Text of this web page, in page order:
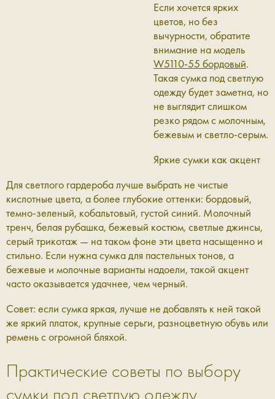
Если хочется ярких
цветов, но без
вычурности, обратите
внимание на модель
W5110-55 бордовый.
Такая сумка под светлую
одежду будет заметна, но
не выглядит слишком
резко рядом с молочным,
бежевым и светло-серым.
Яркие сумки как акцент
Для светлого гардероба лучше выбрать не чистые
кислотные цвета, а более глубокие оттенки: бордовый,
темно-зеленый, кобальтовый, густой синий. Молочный
тренч, белая рубашка, бежевый костюм, светлые джинсы,
серый трикотаж — на таком фоне эти цвета насыщенно и
стильно. Если нужна сумка для пастельных тонов, а
бежевые и молочные варианты надоели, такой акцент
часто оказывается удачнее, чем черный.
Совет: если сумка яркая, лучше не добавлять к ней такой
же яркий платок, крупные серьги, разноцветную обувь или
ремень с огромной бляхой.
Практические советы по выбору
сумки под светлую одежду